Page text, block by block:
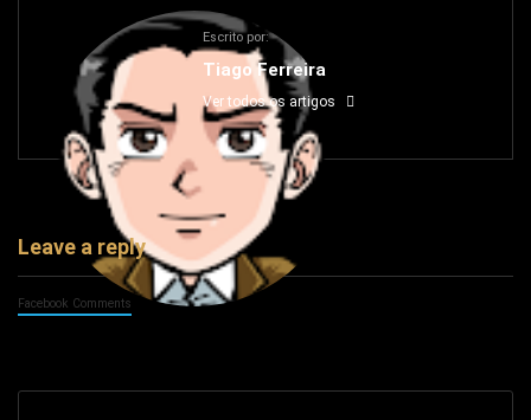
Escrito por:
Tiago Ferreira
Ver todos os artigos
Leave a reply
Facebook Comments